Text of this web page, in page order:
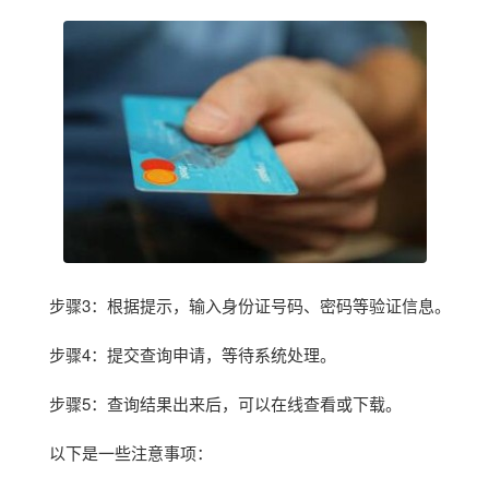
步骤3：根据提示，输入身份证号码、密码等验证信息。
步骤4：提交查询申请，等待系统处理。
步骤5：查询结果出来后，可以在线查看或下载。
以下是一些注意事项：